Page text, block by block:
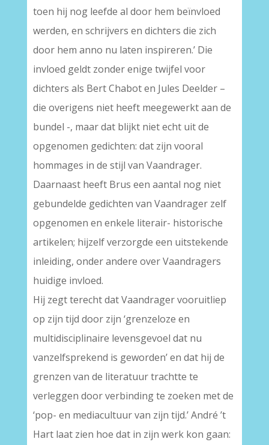
toen hij nog leefde al door hem beïnvloed
werden, en schrijvers en dichters die zich
door hem anno nu laten inspireren.’ Die
invloed geldt zonder enige twijfel voor
dichters als Bert Chabot en Jules Deelder –
die overigens niet heeft meegewerkt aan de
bundel -, maar dat blijkt niet echt uit de
opgenomen gedichten: dat zijn vooral
hommages in de stijl van Vaandrager.
Daarnaast heeft Brus een aantal nog niet
gebundelde gedichten van Vaandrager zelf
opgenomen en enkele literair- historische
artikelen; hijzelf verzorgde een uitstekende
inleiding, onder andere over Vaandragers
huidige invloed.
Hij zegt terecht dat Vaandrager vooruitliep
op zijn tijd door zijn ‘grenzeloze en
multidisciplinaire levensgevoel dat nu
vanzelfsprekend is geworden’ en dat hij de
grenzen van de literatuur trachtte te
verleggen door verbinding te zoeken met de
‘pop- en mediacultuur van zijn tijd.’ André ’t
Hart laat zien hoe dat in zijn werk kon gaan: